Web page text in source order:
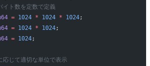
ト数を定数で定義
= 1024 * 1024 * 1024;
= 1024 * 1024;
= 1024;
じて適切な単位で表示